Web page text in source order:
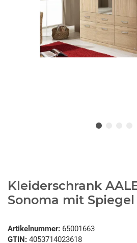
Kleiderschrank
Sonoma mit Spiegel
Artikelnummer: 65001663
GTIN: 4053714023618